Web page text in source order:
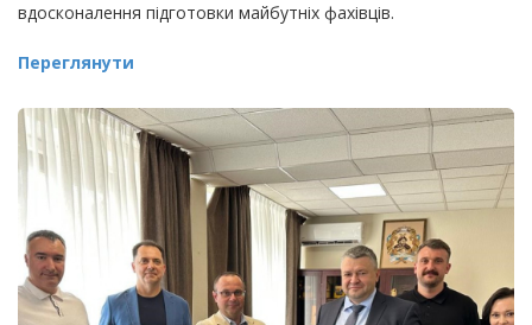
вдосконалення підготовки майбутніх фахівців.
Переглянути